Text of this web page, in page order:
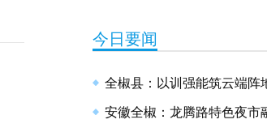
今日要闻